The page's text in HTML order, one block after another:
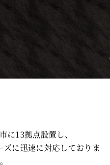
に13拠点設置し、
に迅速に対応しておりま